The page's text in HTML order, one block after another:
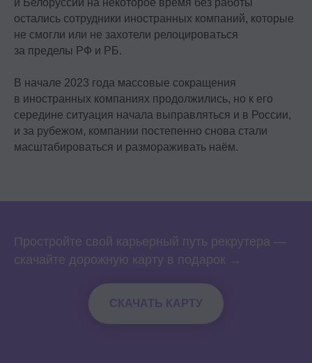
и Белоруссии на некоторое время без работы
остались сотрудники иностранных компаний, которые
не смогли или не захотели релоцироваться
за пределы РФ и РБ.
В начале 2023 года массовые сокращения
в иностранных компаниях продолжились, но к его
середине ситуация начала выправляться и в России,
и за рубежом, компании постепенно снова стали
масштабироваться и размораживать наём.
Простройте свой карьерный путь рекрутера —
скачайте дорожную карту в подарок →
СКАЧАТЬ КАРТУ